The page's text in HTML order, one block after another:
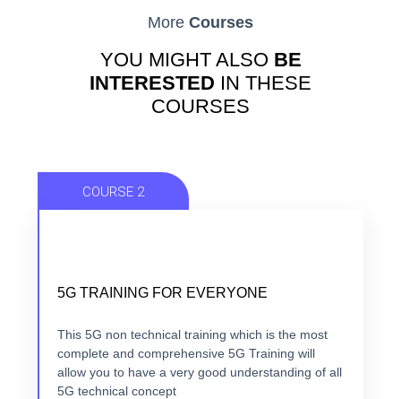
More Courses
YOU MIGHT ALSO BE
INTERESTED IN THESE
COURSES
COURSE 2
5G TRAINING FOR EVERYONE
This 5G non technical training which is the most
complete and comprehensive 5G Training will
allow you to have a very good understanding of all
5G technical concept
EVERYONE TRAINED.
5 modules +5 hours + ebook+ Quizz + Certification
VIEW COURSE